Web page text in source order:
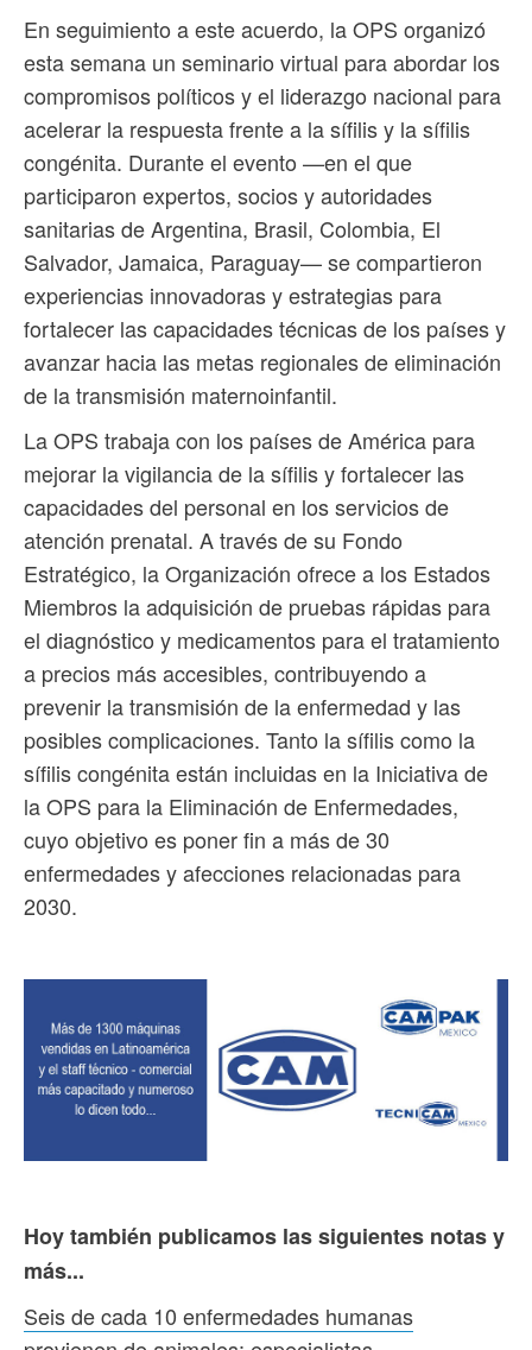
En seguimiento a este acuerdo, la OPS organizó
esta semana un seminario virtual para abordar los
compromisos políticos y el liderazgo nacional para
acelerar la respuesta frente a la sífilis y la sífilis
congénita. Durante el evento ­—en el que
participaron expertos, socios y autoridades
sanitarias de Argentina, Brasil, Colombia, El
Salvador, Jamaica, Paraguay— se compartieron
experiencias innovadoras y estrategias para
fortalecer las capacidades técnicas de los países y
avanzar hacia las metas regionales de eliminación
de la transmisión maternoinfantil.
La OPS trabaja con los países de América para
mejorar la vigilancia de la sífilis y fortalecer las
capacidades del personal en los servicios de
atención prenatal. A través de su Fondo
Estratégico, la Organización ofrece a los Estados
Miembros la adquisición de pruebas rápidas para
el diagnóstico y medicamentos para el tratamiento
a precios más accesibles, contribuyendo a
prevenir la transmisión de la enfermedad y las
posibles complicaciones. Tanto la sífilis como la
sífilis congénita están incluidas en la Iniciativa de
la OPS para la Eliminación de Enfermedades,
cuyo objetivo es poner fin a más de 30
enfermedades y afecciones relacionadas para
2030.
Hoy también publicamos las siguientes notas y
más...
Seis de cada 10 enfermedades humanas